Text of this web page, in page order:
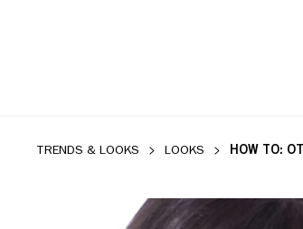
TRENDS & LOOKS LOOKS HOW TO: